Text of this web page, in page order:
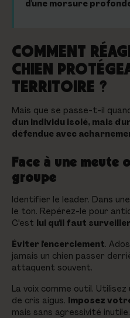
d'une morsure
COMMENT
CHIEN
TERRITOIRE ?
Mais que se passe-t-il
d'un individu isolé, mais
défendue avec
Face à une meute
groupe
Identifier le leader. Dans
le ton. Repérez-le pour
C'est lui qu'il faut
Éviter l'encerclement.
jamais un chien passer
attaquent souvent.
La voix comme outil.
de cris aigus. Imposez
mais sans agressivité inutile.